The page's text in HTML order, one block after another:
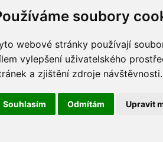
soubory
webové stránky používají
vylepšení uživatelského
a zjištění zdroje návštěvnosti.
Souhlasím Odmítám Upravit
116 36
491 850
doba a kontakty
JAK K